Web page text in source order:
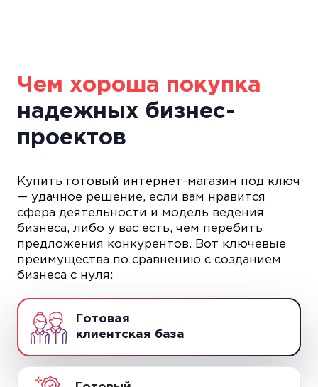
Чем хороша покупка
надежных бизнес-
проектов
Купить готовый интернет-магазин под ключ
— удачное решение, если вам нравится
сфера деятельности и модель ведения
бизнеса, либо у вас есть, чем перебить
предложения конкурентов. Вот ключевые
преимущества по сравнению с созданием
бизнеса с нуля:
Готовая
клиентская база